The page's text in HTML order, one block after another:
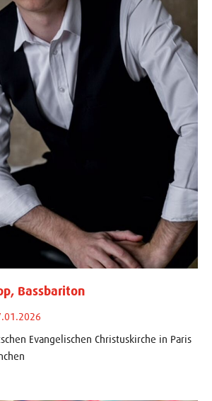
Bassbariton
Evangelischen Christuskirche in Paris